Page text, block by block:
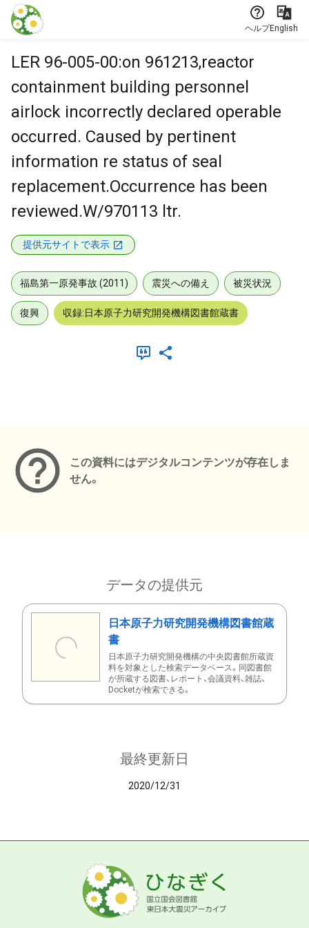
本文に飛ぶ
ヘルプEnglish
LER 96-005-00:on 961213,reactor
containment building personnel
airlock incorrectly declared operable
occurred. Caused by pertinent
information re status of seal
replacement.Occurrence has been
reviewed.W/970113 ltr.
提供元サイトで表示
福島第一原発事故 (2011) 震災への備え 被災状況
復興 収録:日本原子力研究開発機構図書館蔵書
この資料にはデジタルコンテンツが存在しま
せん。
データの提供元
日本原子力研究開発機構図書館蔵
書
日本原子力研究開発機構の中央図書館所蔵資
料を対象とした検索データベース。同図書館
が所蔵する図書、レポート、会議資料、雑誌、
Docketが検索できる。
最終更新日
2020/12/31